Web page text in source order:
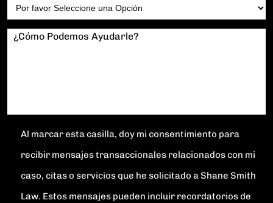
¿Cómo Podemos Ayudarle?
Al marcar esta casilla, doy mi consentimiento para
recibir mensajes transaccionales relacionados con mi
caso, citas o servicios que he solicitado a Shane Smith
Law. Estos mensajes pueden incluir recordatorios de